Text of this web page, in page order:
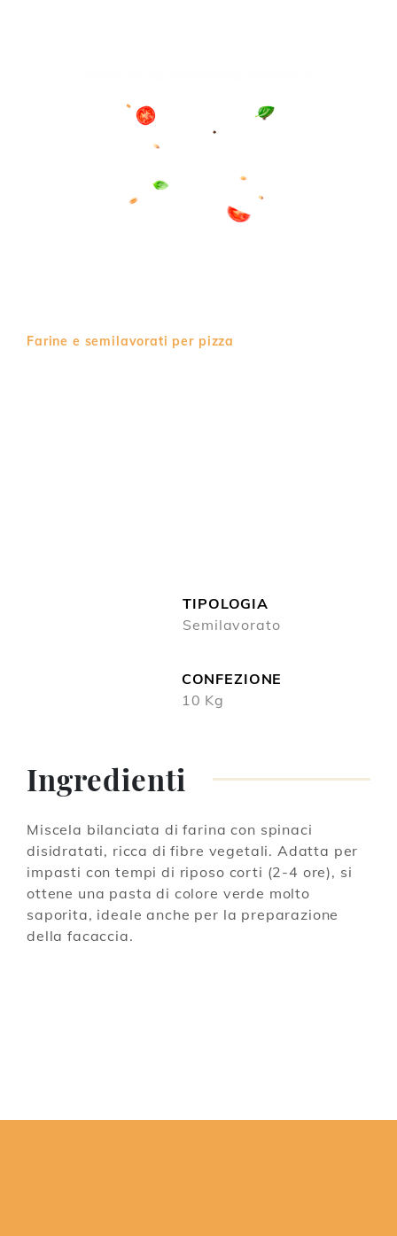
Farine e semilavorati per pizza
TIPOLOGIA
Semilavorato
CONFEZIONE
10 Kg
Ingredienti
Miscela bilanciata di farina con spinaci
disidratati, ricca di fibre vegetali. Adatta per
impasti con tempi di riposo corti (2-4 ore), si
ottene una pasta di colore verde molto
saporita, ideale anche per la preparazione
della facaccia.